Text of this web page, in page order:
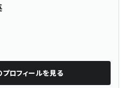
プロフィールを見る